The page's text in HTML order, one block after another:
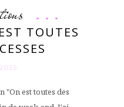
TOUTES
"On est toutes des